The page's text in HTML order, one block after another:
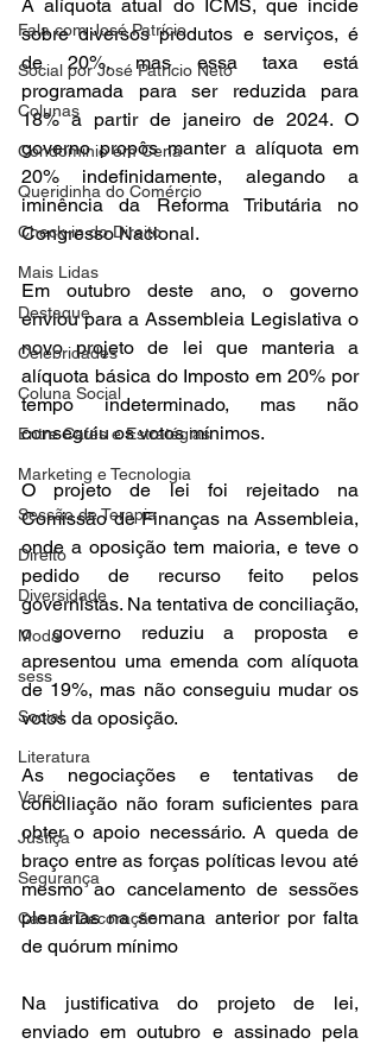
Fala com José Patrício
Social por José Patrício Neto
Colunas
Condomínio em Cena
Queridinha do Comércio
Check-in do Direito
Mais Lidas
Destaque
Celebridades
Coluna Social
Entre Cafés e Estratégias
Marketing e Tecnologia
Sessão de Terapia
Direito
Diversidade
Moda
sess
Social
Literatura
Varejo
Justiça
Segurança
Casa e Decoração
A alíquota atual do ICMS, que incide
sobre diversos produtos e serviços, é
de 20%, mas essa taxa está
programada para ser reduzida para
18% a partir de janeiro de 2024. O
governo propôs manter a alíquota em
20% indefinidamente, alegando a
iminência da Reforma Tributária no
Congresso Nacional.
Em outubro deste ano, o governo
enviou para a Assembleia Legislativa o
novo projeto de lei que manteria a
alíquota básica do Imposto em 20% por
tempo indeterminado, mas não
conseguiu os votos mínimos.
O projeto de lei foi rejeitado na
Comissão de Finanças na Assembleia,
onde a oposição tem maioria, e teve o
pedido de recurso feito pelos
governistas. Na tentativa de conciliação,
o governo reduziu a proposta e
apresentou uma emenda com alíquota
de 19%, mas não conseguiu mudar os
votos da oposição.
As negociações e tentativas de
conciliação não foram suficientes para
obter o apoio necessário. A queda de
braço entre as forças políticas levou até
mesmo ao cancelamento de sessões
plenárias na semana anterior por falta
de quórum mínimo
Na justificativa do projeto de lei,
enviado em outubro e assinado pela